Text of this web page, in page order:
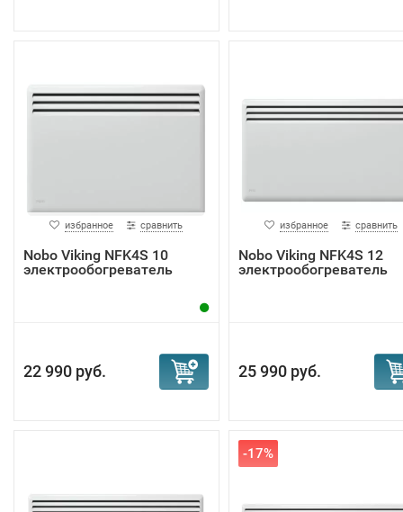
избранное сравнить
Nobo Viking NFK4S 10
электрообогреватель
22 990 руб.
избранное сравнить
Nobo Viking NFK4S 12
электрообогреватель
25 990 руб.
-17%